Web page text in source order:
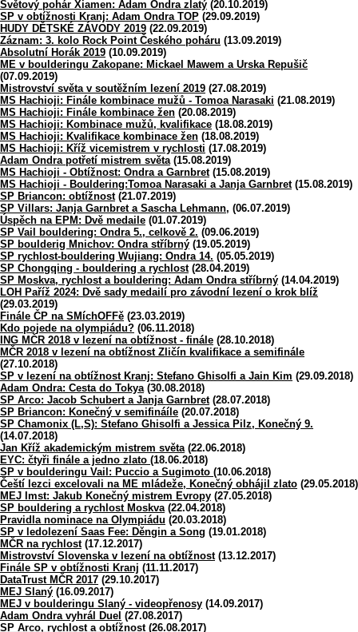
Světový pohár Xiamen: Adam Ondra zlatý (20.10.2019)
SP v obtížnosti Kranj: Adam Ondra TOP (29.09.2019)
HUDY DĚTSKÉ ZÁVODY 2019 (22.09.2019)
Záznam: 3. kolo Rock Point Českého poháru (13.09.2019)
Absolutní Horák 2019 (10.09.2019)
ME v boulderingu Zakopane: Mickael Mawem a Urska Repušič
(07.09.2019)
Mistrovství světa v soutěžním lezení 2019 (27.08.2019)
MS Hachioji: Finále kombinace mužů - Tomoa Narasaki (21.08.2019)
MS Hachioji: Finále kombinace žen (20.08.2019)
MS Hachioji: Kombinace mužů, kvalifikace (18.08.2019)
MS Hachioji: Kvalifikace kombinace žen (18.08.2019)
MS Hachioji: Kříž vicemistrem v rychlosti (17.08.2019)
Adam Ondra potřetí mistrem světa (15.08.2019)
MS Hachioji - Obtížnost: Ondra a Garnbret(15.08.2019)
MS Hachioji - Bouldering:Tomoa Narasaki a Janja Garnbret(15.08.2019)
SP Briancon: obtížnost(21.07.2019)
SP Villars: Janja Garnbret a Sascha Lehmann, (06.07.2019)
Úspěch na EPM: Dvě medaile (01.07.2019)
SP Vail bouldering: Ondra 5., celkově 2. (09.06.2019)
SP boulderig Mnichov: Ondra stříbrný (19.05.2019)
SP rychlost-bouldering Wujiang: Ondra 14. (05.05.2019)
SP Chongqing - bouldering a rychlost(28.04.2019)
SP Moskva, rychlost a bouldering: Adam Ondra stříbrný (14.04.2019)
LOH Paříž 2024: Dvě sady medailí pro závodní lezení o krok blíž
(29.03.2019)
Finále ČP na SMíchOFFě (23.03.2019)
Kdo pojede na olympiádu? (06.11.2018)
ING MČR 2018 v lezení na obtížnost - finále (28.10.2018)
MČR 2018 v lezení na obtížnost Zličín kvalifikace a semifinále
(27.10.2018)
SP v lezení na obtížnost Kranj: Stefano Ghisolfi a Jain Kim (29.09.2018)
Adam Ondra: Cesta do Tokya (30.08.2018)
SP Arco: Jacob Schubert a Janja Garnbret(28.07.2018)
SP Briancon: Konečný v semifináíle (20.07.2018)
SP Chamonix (L,S): Stefano Ghisolfi a Jessica Pilz, Konečný 9.
(14.07.2018)
Jan Kříž akademickým mistrem světa (22.06.2018)
EYC: čtyři finále a jedno zlato (18.06.2018)
SP v boulderingu Vail: Puccio a Sugimoto (10.06.2018)
Čeští lezci excelovali na ME mládeže, Konečný obhájil zlato (29.05.2018)
MEJ Imst: Jakub Konečný mistrem Evropy (27.05.2018)
SP bouldering a rychlost Moskva (22.04.2018)
Pravidla nominace na Olympiádu (20.03.2018)
SP v ledolezení Saas Fee: Děngin a Song (19.01.2018)
MČR na rychlost(17.12.2017)
Mistrovství Slovenska v lezení na obtížnost(13.12.2017)
Finále SP v obtížnosti Kranj (11.11.2017)
DataTrust MČR 2017 (29.10.2017)
MEJ Slaný (16.09.2017)
MEJ v boulderingu Slaný - videopřenosy (14.09.2017)
Adam Ondra vyhrál Duel (27.08.2017)
SP Arco, rychlost a obtížnost(26.08.2017)